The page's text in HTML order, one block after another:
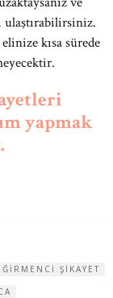
ulaştırabilirsiniz.
kısa sürede
yapmak
ŞIKAYET